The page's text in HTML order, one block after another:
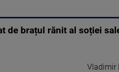
de brațul rănit al soției
Vladimir